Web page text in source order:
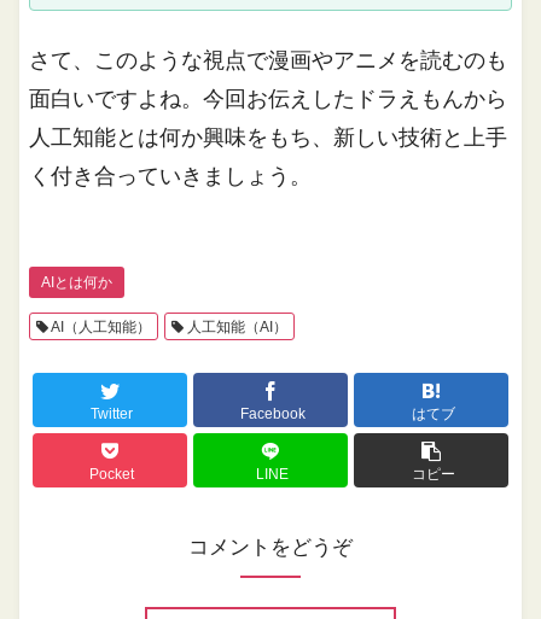
さて、このような視点で漫画やアニメを読むのも
面白いですよね。今回お伝えしたドラえもんから
人工知能とは何か興味をもち、新しい技術と上手
く付き合っていきましょう。
AIとは何か
AI（人工知能） 人工知能（AI）
Twitter Facebook はてブ
Pocket LINE コピー
コメントをどうぞ